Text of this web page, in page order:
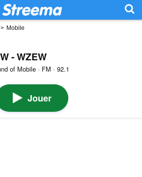
> Mobile
- WZEW
of Mobile · FM · 92.1
Jouer